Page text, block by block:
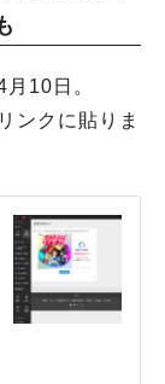
10日。
ンクに貼りま